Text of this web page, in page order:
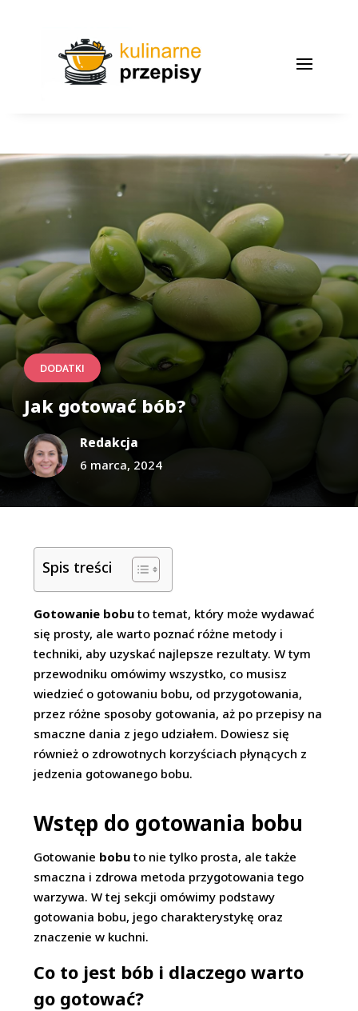
DODATKI
Jak gotować bób?
Redakcja
6 marca, 2024
Spis treści
Gotowanie bobu to temat, który może wydawać
się prosty, ale warto poznać różne metody i
techniki, aby uzyskać najlepsze rezultaty. W tym
przewodniku omówimy wszystko, co musisz
wiedzieć o gotowaniu bobu, od przygotowania,
przez różne sposoby gotowania, aż po przepisy na
smaczne dania z jego udziałem. Dowiesz się
również o zdrowotnych korzyściach płynących z
jedzenia gotowanego bobu.
Wstęp do gotowania bobu
Gotowanie bobu to nie tylko prosta, ale także
smaczna i zdrowa metoda przygotowania tego
warzywa. W tej sekcji omówimy podstawy
gotowania bobu, jego charakterystykę oraz
znaczenie w kuchni.
Co to jest bób i dlaczego warto
go gotować?